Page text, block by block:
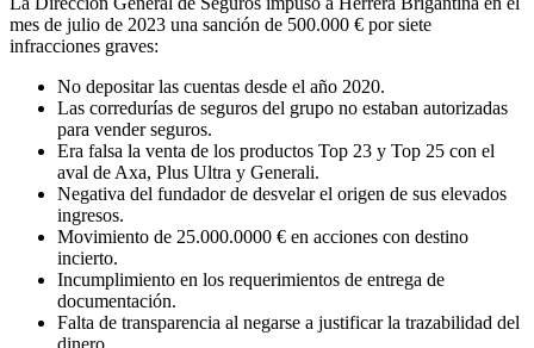
mes de julio de 2023 una sanción de 500.000 € por siete
infracciones graves:
No depositar las cuentas desde el año 2020.
Las corredurías de seguros del grupo no estaban autorizadas
para vender seguros.
Era falsa la venta de los productos Top 23 y Top 25 con el
aval de Axa, Plus Ultra y Generali.
Negativa del fundador de desvelar el origen de sus elevados
ingresos.
Movimiento de 25.000.0000 € en acciones con destino
incierto.
Incumplimiento en los requerimientos de entrega de
documentación.
Falta de transparencia al negarse a justificar la trazabilidad del
dinero.